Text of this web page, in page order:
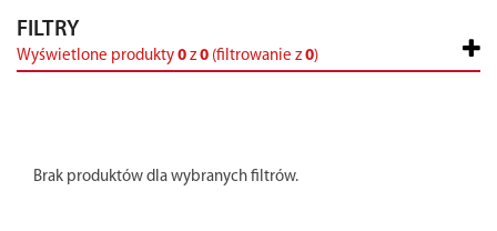
FILTRY
Wyświetlone produkty 0 z0 (filtrowanie z0)
Brak produktów dla wybranych filtrów.